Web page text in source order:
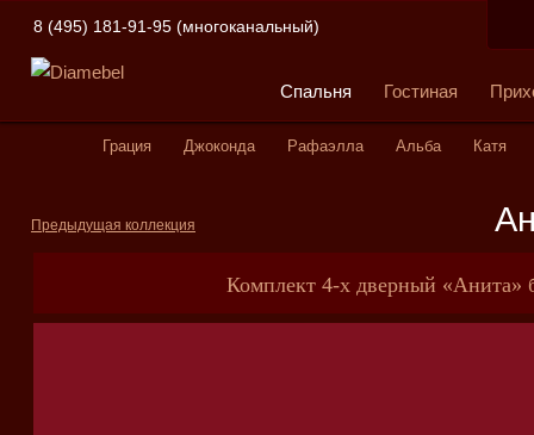
8 (495) 181-91-95 (многоканальный)
Спальня Гостиная
Грация Джоконда Рафаэлла Альба Катя
Предыдущая коллекция
Комплект 4-х дверный «Анита»
Корзина